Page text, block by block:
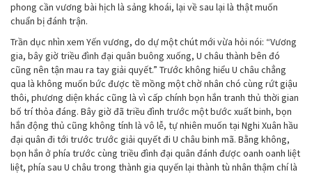
phong cần vương bài hịch là sảng khoái, lại về sau lại là thật muốn
chuẩn bị đánh trận.
Trần dục nhìn xem Yến vương, do dự một chút mới vừa hỏi nói: “Vương
gia, bây giờ triều đình đại quân buông xuống, U châu thành bên đó
cũng nên tận mau ra tay giải quyết.” Trước không hiểu U châu chẳng
qua là không muốn bức được tề mồng một chờ nhân chó cùng rứt giậu
thôi, phương diện khác cũng là vì cấp chính bọn hắn tranh thủ thời gian
bố trí thỏa đáng. Bây giờ đã triều đình trước một bước xuất binh, bọn
hắn động thủ cũng không tính là vô lễ, tự nhiên muốn tại Nghi Xuân hầu
đại quân đi tới trước trước giải quyết đi U châu binh mã. Bằng không,
bọn hắn ở phía trước cùng triều đình đại quân đánh được oanh oanh liệt
liệt, phía sau U châu trong thành gia quyến lại thành tù nhân thậm chí là